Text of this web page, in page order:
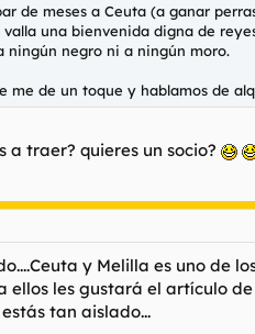
de meses a Ceuta (a ganar
una bienvenida digna de
ningún negro ni a ningún moro.
me de un toque y hablamos de
traer? quieres un socio?
y Melilla es uno de
ellos les gustará el artículo
tan aislado...